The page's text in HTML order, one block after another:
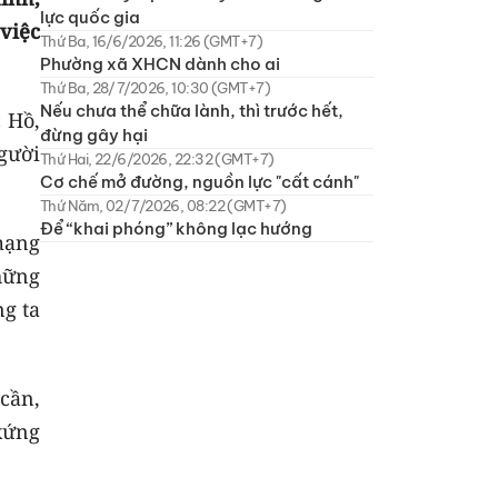
Hồ,
ta
lực quốc gia
Thứ Ba, 16/6/2026, 11:26 (GMT+7)
Phường xã XHCN dành cho ai
Thứ Ba, 28/7/2026, 10:30 (GMT+7)
Nếu chưa thể chữa lành, thì trước hết,
đừng gây hại
Thứ Hai, 22/6/2026, 22:32 (GMT+7)
Cơ chế mở đường, nguồn lực "cất cánh"
Thứ Năm, 02/7/2026, 08:22 (GMT+7)
Để “khai phóng” không lạc hướng